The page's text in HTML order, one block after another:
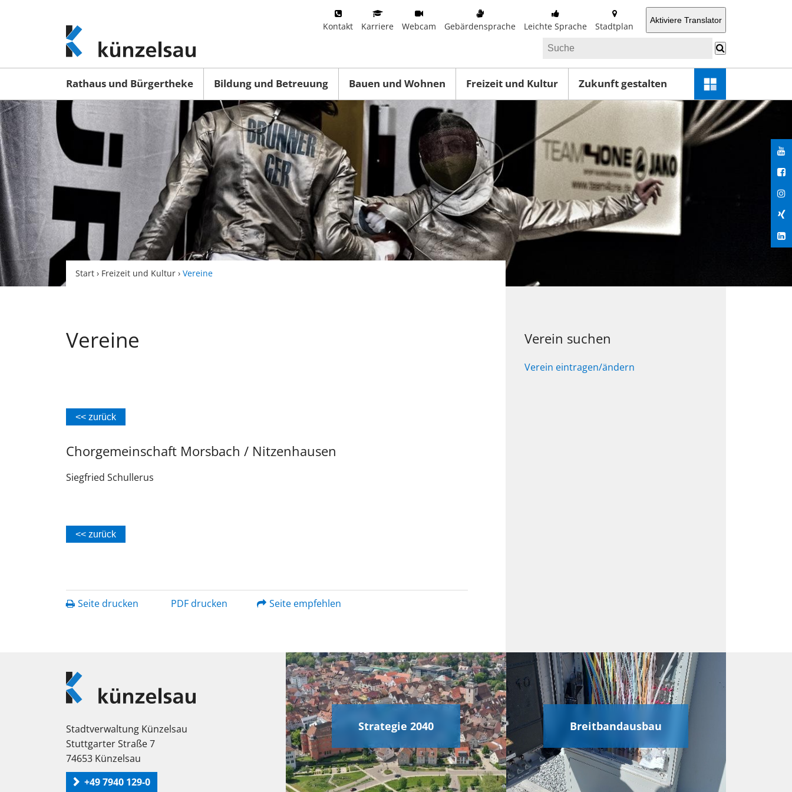
www.kuenzelsau.de
(zur
Startseite)
Kontakt Karriere Webcam Gebärdensprache Leichte Sprache Stadtplan
Aktiviere Translator
Rathaus und Bürgertheke Bildung und Betreuung Bauen und Wohnen Freizeit und Kultur Zukunft gestalten
Schnellzugriff-
Menü
öffnen
Start › Freizeit und Kultur › Vereine
Vereine
<< zurück
Chorgemeinschaft Morsbach / Nitzenhausen
Siegfried Schullerus
<< zurück
Seite drucken PDF drucken Seite empfehlen
Verein suchen
Verein eintragen/ändern
Logo
Künzelsau
Stadtverwaltung Künzelsau
Stuttgarter Straße 7
74653 Künzelsau
+49 7940 129-0
Strategie 2040 Breitbandausbau